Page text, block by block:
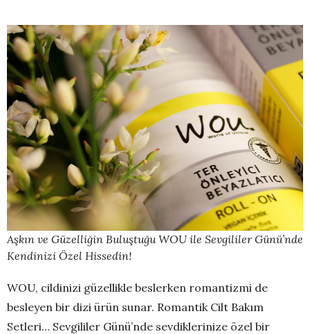
Aşkın ve Güzelliğin Buluştuğu WOU ile Sevgililer Günü’nde
Kendinizi Özel Hissedin!
WOU, cildinizi güzellikle beslerken romantizmi de
besleyen bir dizi ürün sunar. Romantik Cilt Bakım
Setleri… Sevgililer Günü’nde sevdiklerinize özel bir